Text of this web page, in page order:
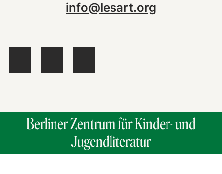
info@lesart.org
Berliner Zentrum für Kinder- und
Jugendliteratur